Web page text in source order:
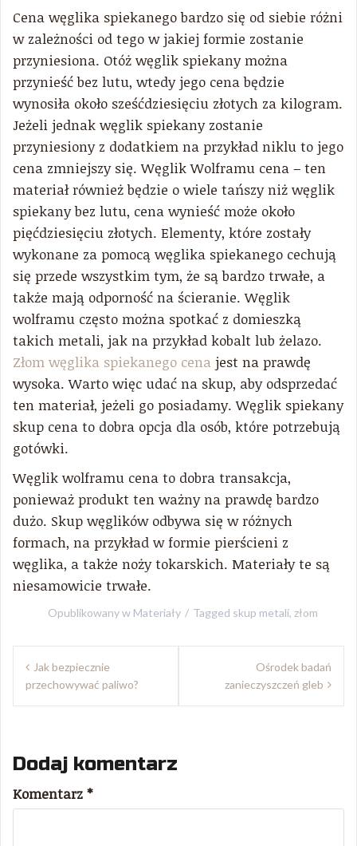
Cena węglika spiekanego bardzo się od siebie różni
w zależności od tego w jakiej formie zostanie
przyniesiona. Otóż węglik spiekany można
przynieść bez lutu, wtedy jego cena będzie
wynosiła około sześćdziesięciu złotych za kilogram.
Jeżeli jednak węglik spiekany zostanie
przyniesiony z dodatkiem na przykład niklu to jego
cena zmniejszy się. Węglik Wolframu cena – ten
materiał również będzie o wiele tańszy niż węglik
spiekany bez lutu, cena wynieść może około
pięćdziesięciu złotych. Elementy, które zostały
wykonane za pomocą węglika spiekanego cechują
się przede wszystkim tym, że są bardzo trwałe, a
także mają odporność na ścieranie. Węglik
wolframu często można spotkać z domieszką
takich metali, jak na przykład kobalt lub żelazo.
Złom węglika spiekanego cena jest na prawdę
wysoka. Warto więc udać na skup, aby odsprzedać
ten materiał, jeżeli go posiadamy. Węglik spiekany
skup cena to dobra opcja dla osób, które potrzebują
gotówki.
Węglik wolframu cena to dobra transakcja,
ponieważ produkt ten ważny na prawdę bardzo
dużo. Skup węglików odbywa się w różnych
formach, na przykład w formie pierścieni z
węglika, a także noży tokarskich. Materiały te są
niesamowicie trwałe.
Opublikowany w Materiały Tagged skup metali, złom
Nawigacja
wpisu
Jak bezpiecznie
przechowywać paliwo?
Ośrodek badań
zanieczyszczeń gleb
Dodaj komentarz
Komentarz *